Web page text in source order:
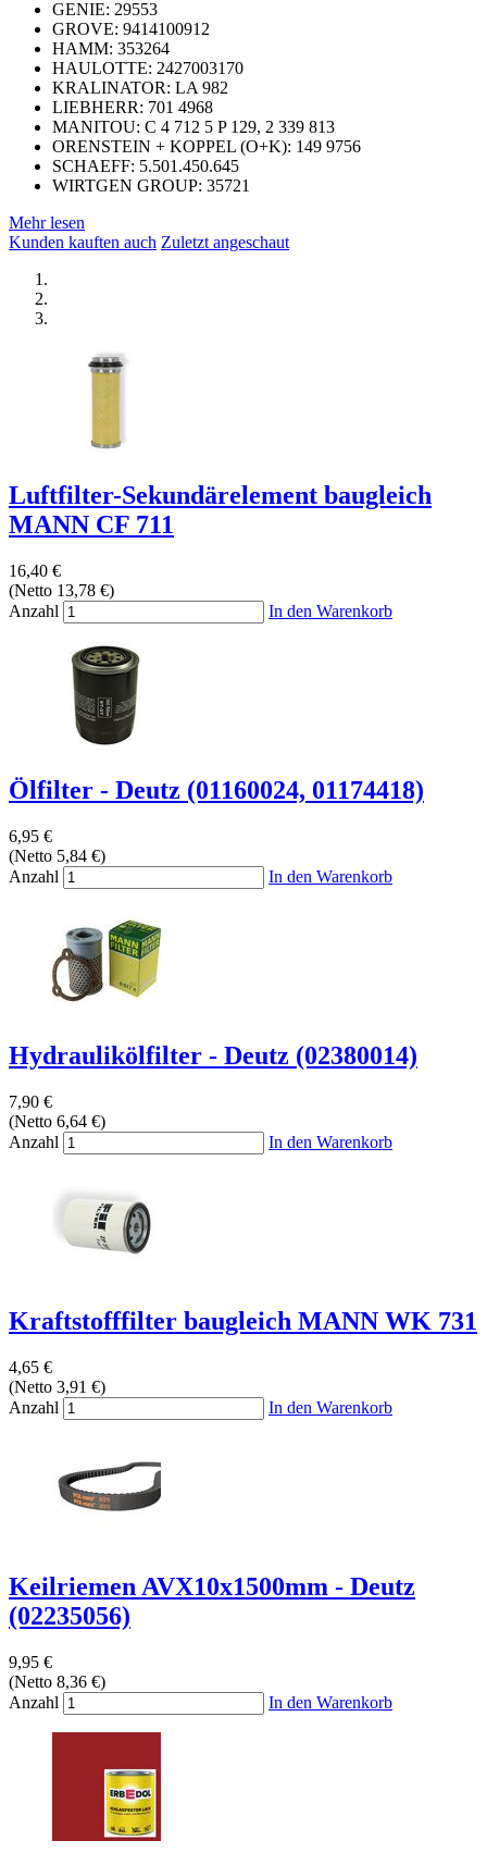
GENIE: 29553
GROVE: 9414100912
HAMM: 353264
HAULOTTE: 2427003170
KRALINATOR: LA 982
LIEBHERR: 701 4968
MANITOU: C 4 712 5 P 129, 2 339 813
ORENSTEIN + KOPPEL (O+K): 149 9756
SCHAEFF: 5.501.450.645
WIRTGEN GROUP: 35721
Mehr lesen
Kunden kauften auch Zuletzt angeschaut
Luftfilter-Sekundärelement baugleich
MANN CF 711
16,40 €
(Netto 13,78 €)
Anzahl
In den Warenkorb
Ölfilter - Deutz (01160024, 01174418)
6,95 €
(Netto 5,84 €)
Anzahl
In den Warenkorb
Hydraulikölfilter - Deutz (02380014)
7,90 €
(Netto 6,64 €)
Anzahl
In den Warenkorb
Kraftstofffilter baugleich MANN WK 731
4,65 €
(Netto 3,91 €)
Anzahl
In den Warenkorb
Keilriemen AVX10x1500mm - Deutz
(02235056)
9,95 €
(Netto 8,36 €)
Anzahl
In den Warenkorb